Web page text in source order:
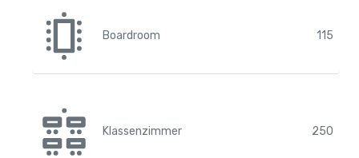
Boardroom 115
Klassenzimmer 250